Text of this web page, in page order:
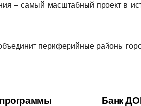
– самый масштабный проект в
периферийные районы
Банк